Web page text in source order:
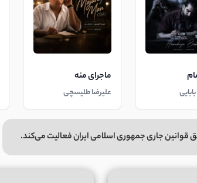
ماجرای منه
علیرضا طلیسچی
جاری جمهوری اسلامی ایران فعالیت می‌کند.